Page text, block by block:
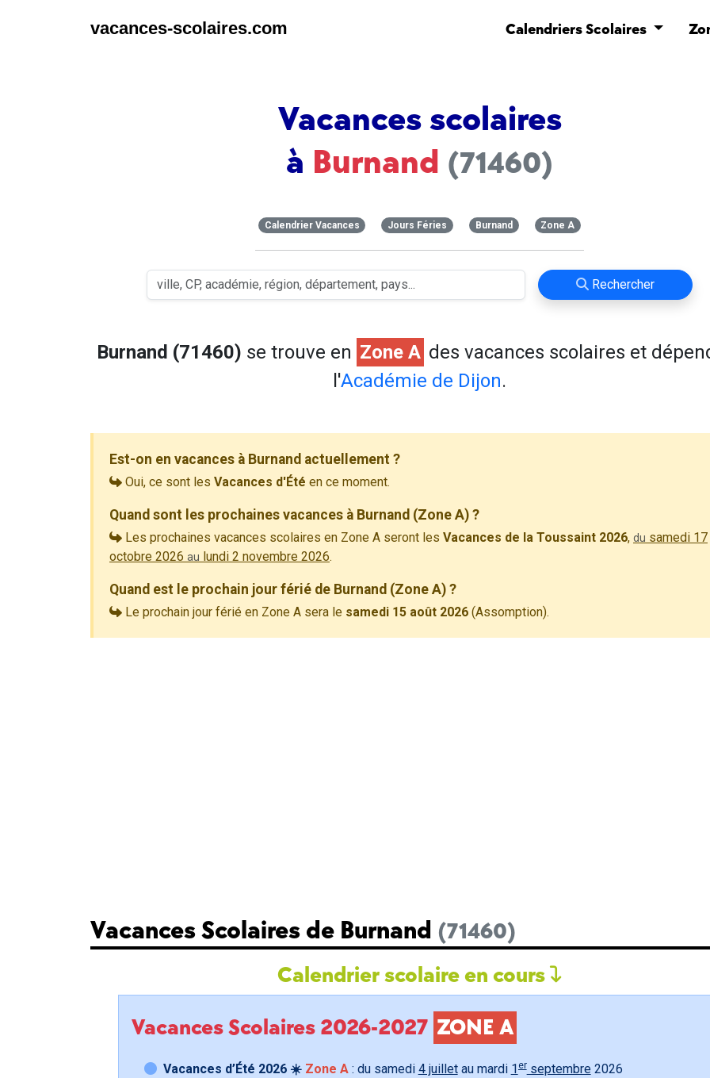
vacances-scolaires.com Calendriers Scolaires
Vacances scolaires
à Burnand (71460)
Calendrier Vacances Jours Féries Burnand Zone A
Rechercher
Burnand (71460) se trouve en Zone A des vacances scolaires et
l'Académie de Dijon.
Est-on en vacances à Burnand actuellement ?
Oui, ce sont les Vacances d'Été en ce moment.
Quand sont les prochaines vacances à Burnand (Zone A) ?
Les prochaines vacances scolaires en Zone A seront les Vacances de la Toussaint 2026, du samedi 17
octobre 2026 au lundi 2 novembre 2026.
Quand est le prochain jour férié de Burnand (Zone A) ?
Le prochain jour férié en Zone A sera le samedi 15 août 2026 (Assomption).
Vacances Scolaires de Burnand (71460)
Calendrier scolaire en cours
Vacances Scolaires 2026-2027 ZONE A
Vacances d’Été 2026 ☀️ Zone A: du samedi 4 juilletau mardi 1 erseptembre 2026